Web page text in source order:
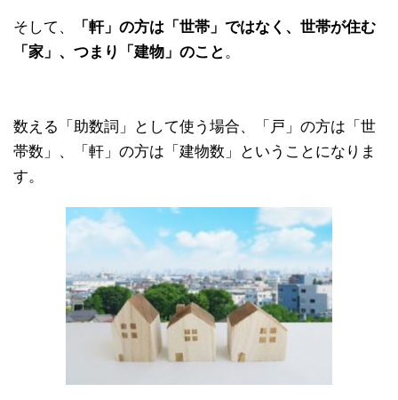
そして、
「軒」の方は「世帯」ではなく、世帯が住む
「家」、つまり「建物」のこと。
数える「助数詞」として使う場合、「戸」の方は「世
帯数」、「軒」の方は「建物数」ということになりま
す。